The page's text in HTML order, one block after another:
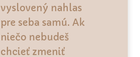
vyslovený nahlas
pre seba samú. Ak
niečo nebudeš
chcieť zmeniť